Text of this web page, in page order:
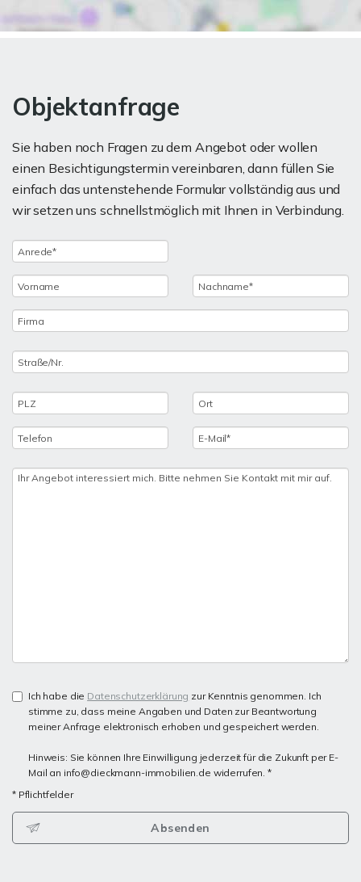
Objektanfrage
Sie haben noch Fragen zu dem Angebot oder wollen
einen Besichtigungstermin vereinbaren, dann füllen Sie
einfach das untenstehende Formular vollständig aus und
wir setzen uns schnellstmöglich mit Ihnen in Verbindung.
Ich habe die Datenschutzerklärung zur Kenntnis genommen. Ich
stimme zu, dass meine Angaben und Daten zur Beantwortung
meiner Anfrage elektronisch erhoben und gespeichert werden.
Hinweis: Sie können Ihre Einwilligung jederzeit für die Zukunft per E-
Mail an info@dieckmann-immobilien.de widerrufen. *
* Pflichtfelder
Absenden